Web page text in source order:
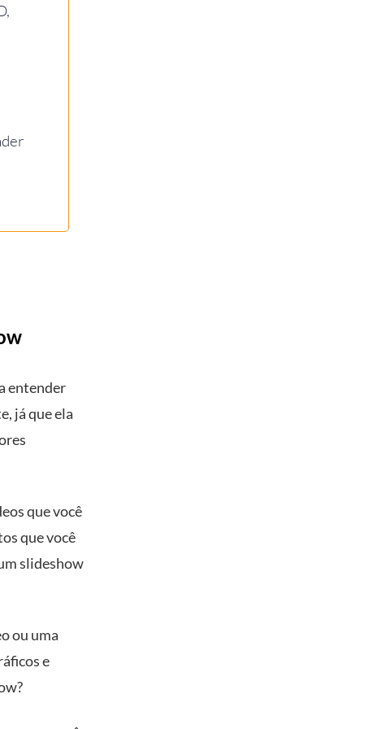
entender
já que ela
que você
que você
slideshow
ou uma
e